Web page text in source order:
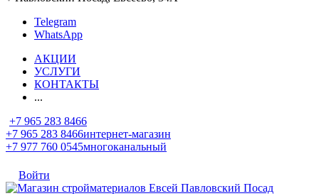
Telegram
WhatsApp
АКЦИИ
УСЛУГИ
КОНТАКТЫ
...
+7 965 283 8466
+7 965 283 8466интернет-магазин
+7 977 760 0545многоканальный
Войти